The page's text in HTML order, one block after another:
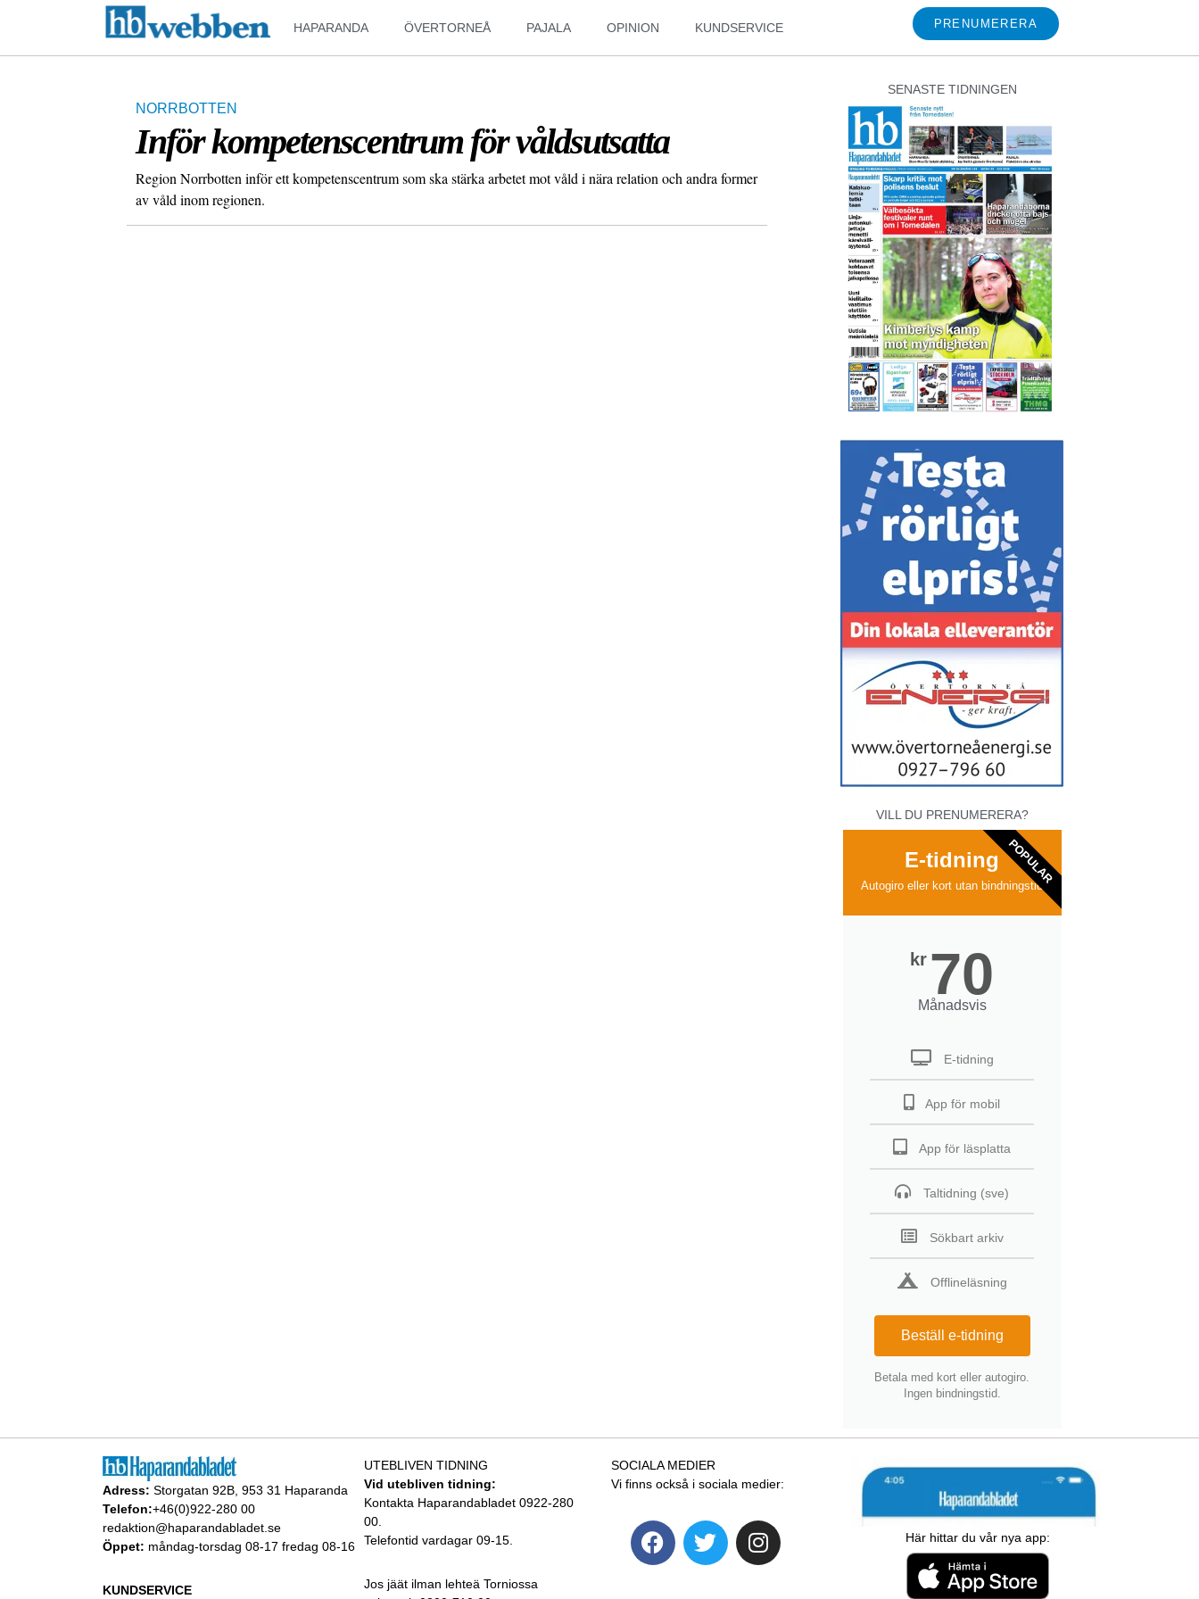
HAPARANDA ÖVERTORNEÅ PAJALA OPINION KUNDSERVICE PRENUMERERA
NORRBOTTEN
Inför kompetenscentrum för våldsutsatta
Region Norrbotten inför ett kompetenscentrum som ska stärka arbetet mot våld i nära relation och andra former
av våld inom regionen.
SENASTE TIDNINGEN
VILL DU PRENUMERERA?
E-tidning
Autogiro eller kort utan bindningstid
kr 70
Månadsvis
E-tidning
App för mobil
App för läsplatta
Taltidning (sve)
Sökbart arkiv
Offlineläsning
Beställ e-tidning
Betala med kort eller autogiro.
Ingen bindningstid.
POPULAR
Adress: Storgatan 92B, 953 31 Haparanda
Telefon:+46(0)922-280 00
redaktion@haparandabladet.se
Öppet: måndag-torsdag 08-17 fredag 08-16
KUNDSERVICE
UTEBLIVEN TIDNING
Vid utebliven tidning:
Kontakta Haparandabladet 0922-280
00.
Telefontid vardagar 09-15.
Jos jäät ilman lehteä Torniossa
SOCIALA MEDIER
Vi finns också i sociala medier:
Här hittar du vår nya app: